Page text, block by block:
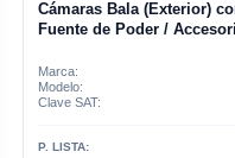
Cámaras Bala (Exterior)
Fuente de Poder /
Marca:
Modelo:
Clave SAT:
P. LISTA: